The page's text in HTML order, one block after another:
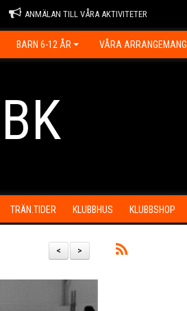
ANMÄLAN TILL VÅRA AKTIVITETER
BARN 6-12 ÅR VÅRA ARRANGEMANG
TRÄN.TIDER KLUBBHUS KLUBBSHOP
>
<